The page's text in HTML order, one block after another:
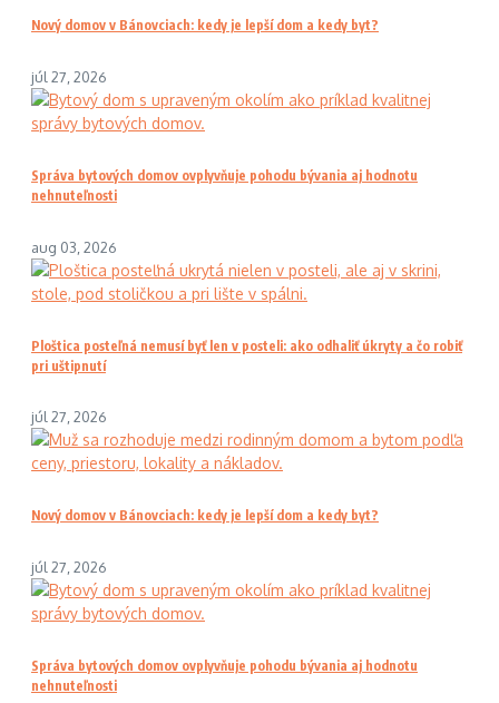
Nový domov v Bánovciach: kedy je lepší dom a kedy byt?
júl 27, 2026
Správa bytových domov ovplyvňuje pohodu bývania aj hodnotu
nehnuteľnosti
aug 03, 2026
Ploštica posteľná nemusí byť len v posteli: ako odhaliť úkryty a čo robiť
pri uštipnutí
júl 27, 2026
Nový domov v Bánovciach: kedy je lepší dom a kedy byt?
júl 27, 2026
Správa bytových domov ovplyvňuje pohodu bývania aj hodnotu
nehnuteľnosti